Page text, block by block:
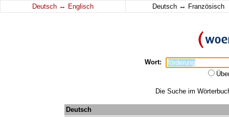
Deutsch ↔ Englisch Deutsch ↔ Französisch
Wort:
Die Suche im
Deutsch